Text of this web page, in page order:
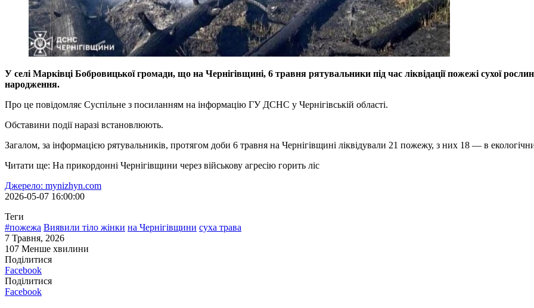
У селі Марківці Бобровицької громади, що на Чернігівщині, 6 травня рятувальники під час ліквідації пожежі сухої
народження.
Про це повідомляє Суспільне з посиланням на інформацію ГУ ДСНС у Чернігівській області.
Обставини події наразі встановлюють.
Загалом, за інформацією рятувальників, протягом доби 6 травня на Чернігівщині ліквідували 21 пожежу, з них 18 — в
Читати ще: На прикордонні Чернігівщини через військову агресію горить ліс
Джерело: mynizhyn.com
2026-05-07 16:00:00
Теги
#пожежа Виявили тіло жінки на Чернігівщини суха трава
7 Травня, 2026
107 Менше хвилини
Поділитися
Facebook
Поділитися
Facebook